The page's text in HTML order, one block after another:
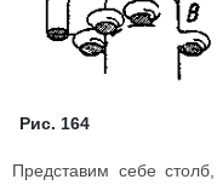
Рис. 164
Представим себе